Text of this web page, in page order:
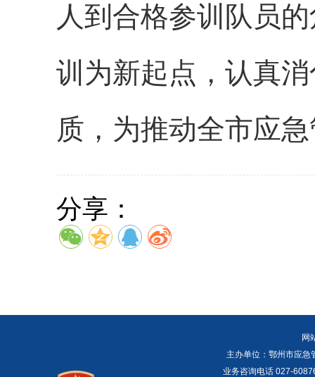
人到合格参训队员
训为新起点，认真
质，为推动全市应
分享：
网
主办单位：鄂州市应
业务咨询电话 027-